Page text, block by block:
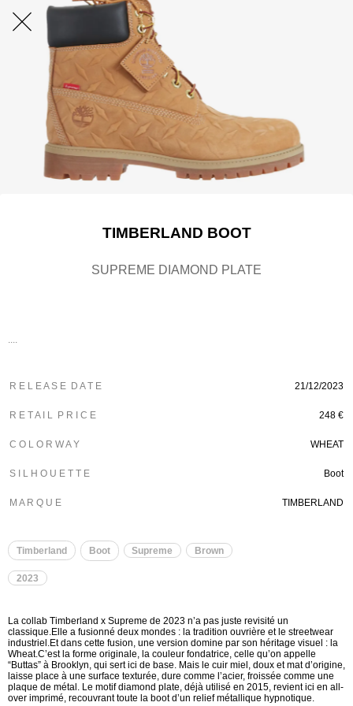
TIMBERLAND BOOT
SUPREME DIAMOND PLATE
....
R E L E A S E D A T E 21/12/2023
R E T A I L P R I C E 248 €
C O L O R W A Y WHEAT
S I L H O U E T T E Boot
M A R Q U E TIMBERLAND
Timberland Boot Supreme Brown
2023
La collab Timberland x Supreme de 2023 n’a pas juste revisité un
classique.Elle a fusionné deux mondes : la tradition ouvrière et le streetwear
industriel.Et dans cette fusion, une version domine par son héritage visuel : la
Wheat.C’est la forme originale, la couleur fondatrice, celle qu’on appelle
“Buttas” à Brooklyn, qui sert ici de base. Mais le cuir miel, doux et mat d’origine,
laisse place à une surface texturée, dure comme l’acier, froissée comme une
plaque de métal. Le motif diamond plate, déjà utilisé en 2015, revient ici en all-
over imprimé, recouvrant toute la boot d’un relief métallique hypnotique.